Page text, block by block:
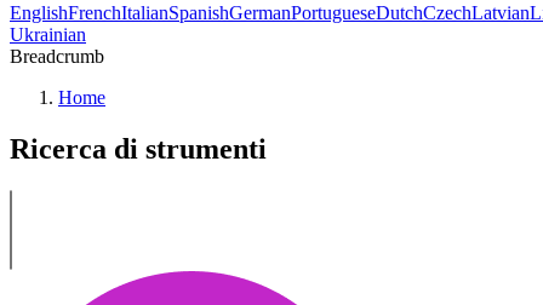
EnglishFrenchItalianSpanishGermanPortugueseDutchCzechLatvian
Ukrainian
Breadcrumb
Home
Ricerca di strumenti